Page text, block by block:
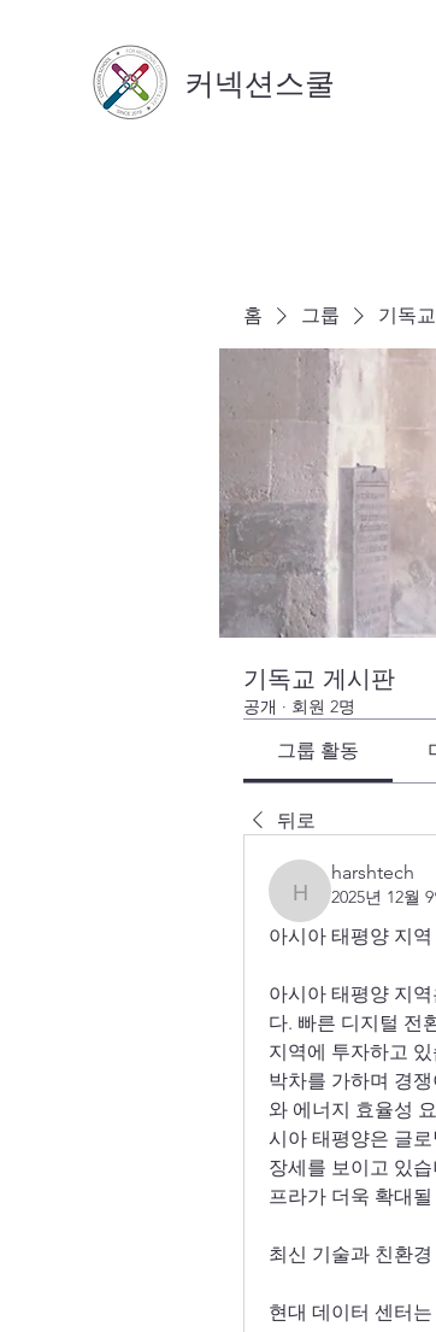
커넥션스쿨
홈 그룹 기독
기독교 게시판
공개 · 회원 2명
그룹 활동
뒤로
harshtech
harshtech
2025년 12월 9
아시아 태평양 지
아시아 태평양 지
다. 빠른 디지털 전
지역에 투자하고
박차를 가하며 경
와 에너지 효율성
시아 태평양은 글
장세를 보이고 있
프라가 더욱 확대
최신 기술과 친환
현대 데이터 센터